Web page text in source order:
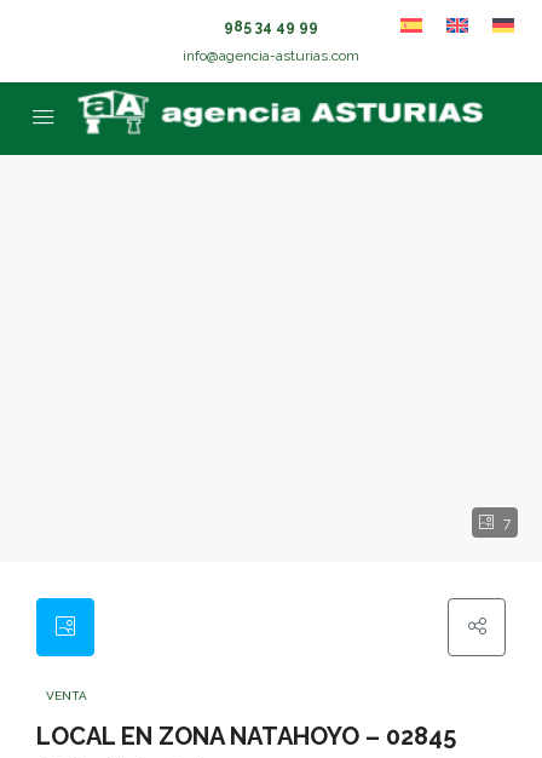
985 34 49 99
info@agencia-asturias.com
7
VENTA
LOCAL EN ZONA NATAHOYO – 02845